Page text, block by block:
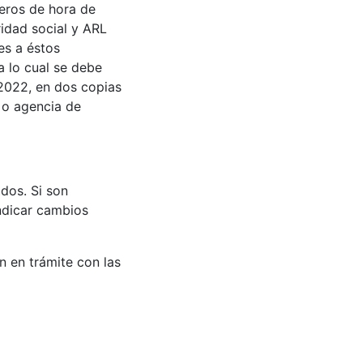
de hora de
social y ARL
a éstos
lo cual se debe
en dos copias
agencia de
Si son
cambios
en trámite con las